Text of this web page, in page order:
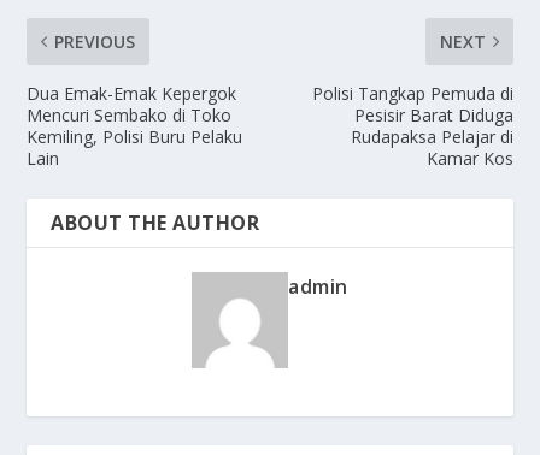
PREVIOUS
Dua Emak-Emak Kepergok
Mencuri Sembako di Toko
Kemiling, Polisi Buru Pelaku
Lain
NEXT
Polisi Tangkap Pemuda di
Pesisir Barat Diduga
Rudapaksa Pelajar di
Kamar Kos
ABOUT THE AUTHOR
admin